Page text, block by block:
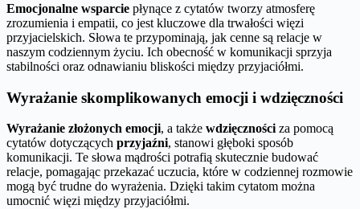
Emocjonalne wsparcie płynące z cytatów tworzy atmosferę
zrozumienia i empatii, co jest kluczowe dla trwałości więzi
przyjacielskich. Słowa te przypominają, jak cenne są relacje w
naszym codziennym życiu. Ich obecność w komunikacji sprzyja
stabilności oraz odnawianiu bliskości między przyjaciółmi.
Wyrażanie skomplikowanych emocji i wdzięczności
Wyrażanie złożonych emocji, a także wdzięczności za pomocą
cytatów dotyczących przyjaźni, stanowi głęboki sposób
komunikacji. Te słowa mądrości potrafią skutecznie budować
relacje, pomagając przekazać uczucia, które w codziennej rozmowie
mogą być trudne do wyrażenia. Dzięki takim cytatom można
umocnić więzi między przyjaciółmi.